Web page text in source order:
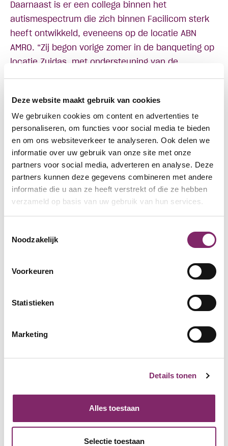
Deze website maakt gebruik van cookies
We gebruiken cookies om content en advertenties te
personaliseren, om functies voor social media te bieden
en om ons websiteverkeer te analyseren. Ook delen we
informatie over uw gebruik van onze site met onze
partners voor social media, adverteren en analyse. Deze
partners kunnen deze gegevens combineren met andere
informatie die u aan ze heeft verstrekt of die ze hebben
verzameld op basis van uw gebruik van hun services.
Noodzakelijk
Voorkeuren
Statistieken
Marketing
Details tonen
Alles toestaan
Selectie toestaan
Daarnaast is er een collega binnen het
autismespectrum die zich binnen Facilicom sterk
heeft ontwikkeld, eveneens op de locatie ABN
AMRO. “Zij begon vorige zomer in de banqueting op
locatie Zuidas, met ondersteuning van de
forfaitaire loonkostensubsidie. Inmiddels heeft ze
als volwaardig mee in de catering met een kleinere
bijdrage in loonkostensubsidie. Dit laat zien dat
door de juiste begeleiding en een kans op de
werkvloer, medewerkers kunnen doorgroeien en
steeds zelfstandiger worden.”
Deze aanpak sluit aan bij onze aanpak van het
delen van ervaringen tussen werkgevers. Patrick:
“We geloven in de kracht van voorbeeldverhalen.
Of het nu gaat om een statushouder die een mbo-
schoonmaakmedewerker die dankzij taallessen
sterker in zijn schoenen staat: deze verhalen zijn
de sleutel om meer bedrijven mee te krijgen.”
Leren en
ontwikkelen: een
gezamenlijke
ambitie